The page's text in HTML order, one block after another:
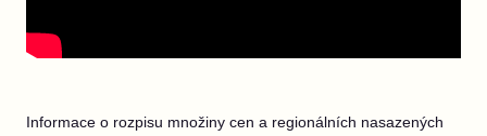
Informace o rozpisu množiny cen a regionálních nasazených